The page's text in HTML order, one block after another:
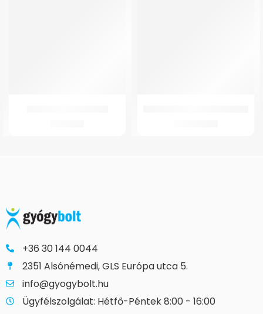
+36 30 144 0044
2351 Alsónémedi, GLS Európa utca 5.
info@gyogybolt.hu
Ügyfélszolgálat: Hétfő-Péntek 8:00 - 16:00